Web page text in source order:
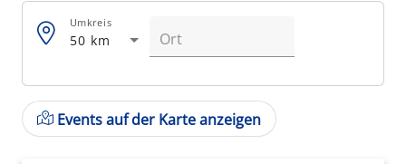
50 km
Umkreis
Events auf der Karte anzeigen